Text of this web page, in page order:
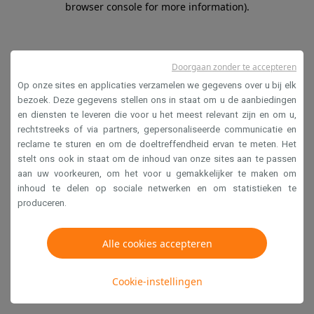
browser console for more information).
Op onze sites en applicaties verzamelen we gegevens over u bij elk
bezoek. Deze gegevens stellen ons in staat om u de aanbiedingen
en diensten te leveren die voor u het meest relevant zijn en om u,
rechtstreeks of via partners, gepersonaliseerde communicatie en
reclame te sturen en om de doeltreffendheid ervan te meten. Het
stelt ons ook in staat om de inhoud van onze sites aan te passen
aan uw voorkeuren, om het voor u gemakkelijker te maken om
inhoud te delen op sociale netwerken en om statistieken te
produceren.
Alle cookies accepteren
Cookie-instellingen
Doorgaan zonder te accepteren